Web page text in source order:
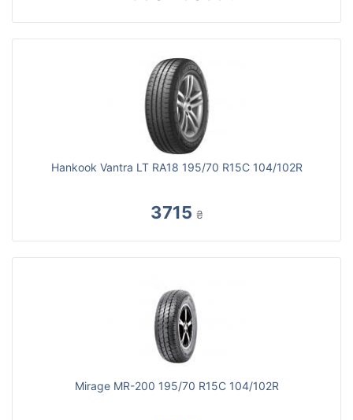
Hankook Vantra LT RA18 195/70 R15C 104/102R
3715 ₴
Mirage MR-200 195/70 R15C 104/102R